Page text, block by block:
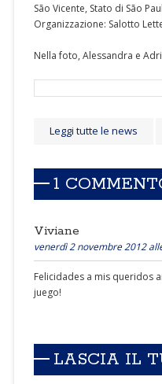
São Vicente, Stato di São
Organizzazione: Salotto
Nella foto, Alessandra e
Leggi tutte le news
1
Viviane
venerdì 2 novembre 2012
Felicidades a mis queridos
juego!
LASCIA IL